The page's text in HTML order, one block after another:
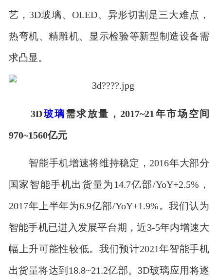
艺，3D玻璃、OLED、异形切割是三大难点，
热弯机、精雕机、显示检验等新型制造设备需
求凸显。
3D玻璃 需求放量，2017~21年市场空间
970~1560亿元
智能手机增速将维持稳定，2016年大部分
国家智能手机出货量为14.7亿部/YoY+2.5%，
2017年上半年为6.9亿部/YoY+1.9%。我们认为
智能手机已进入发展平台期，近3-5年内增速大
幅上升可能性较低。我们预计2021年智能手机
出货量将达到18.8~21.2亿部。3D玻璃应用将逐